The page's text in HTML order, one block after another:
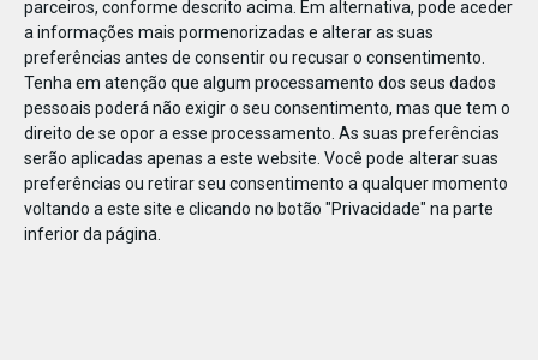
parceiros, conforme descrito acima. Em alternativa, pode aceder
a informações mais pormenorizadas e alterar as suas
preferências antes de consentir ou recusar o consentimento.
Tenha em atenção que algum processamento dos seus dados
pessoais poderá não exigir o seu consentimento, mas que tem o
direito de se opor a esse processamento. As suas preferências
serão aplicadas apenas a este website. Você pode alterar suas
preferências ou retirar seu consentimento a qualquer momento
voltando a este site e clicando no botão "Privacidade" na parte
inferior da página.
19993443446264